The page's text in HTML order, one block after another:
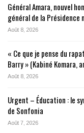
Général Amara, nouvel
général de la Présidence
Août 8, 2026
« Ce que je pense du
Barry » (Kabiné Komara,
Août 8, 2026
Urgent – Éducation : le
de Sonfonia
Août 7, 2026